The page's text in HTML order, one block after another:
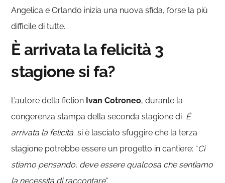
Angelica e Orlando inizia una nuova sfida, forse la più
difficile di tutte.
È arrivata la felicità 3
stagione si fa?
L’autore della fiction Ivan Cotroneo, durante la
congerenza stampa della seconda stagione di È
arrivata la felicitàsi è lasciato sfuggire che la terza
stagione potrebbe essere un progetto in cantiere: “Ci
stiamo pensando, deve essere qualcosa che sentiamo
la necessità di raccontare“.